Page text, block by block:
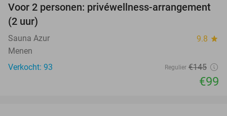
32%
Voor 2 personen: privéwellness-arrangement
(2 uur)
Sauna Azur 9.8 star
Menen
Verkocht: 93
Regulier €145
€99